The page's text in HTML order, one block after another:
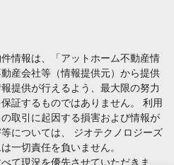
情報は、「アットホーム不動産情
産会社等（情報提供元）から提供
提供が行えるよう、最大限の努力
証するものではありません。 利用
取引に起因する損害および情報が
については、 ジオテクノロジーズ
一切責任を負いません。
て現況を優先させていただきま